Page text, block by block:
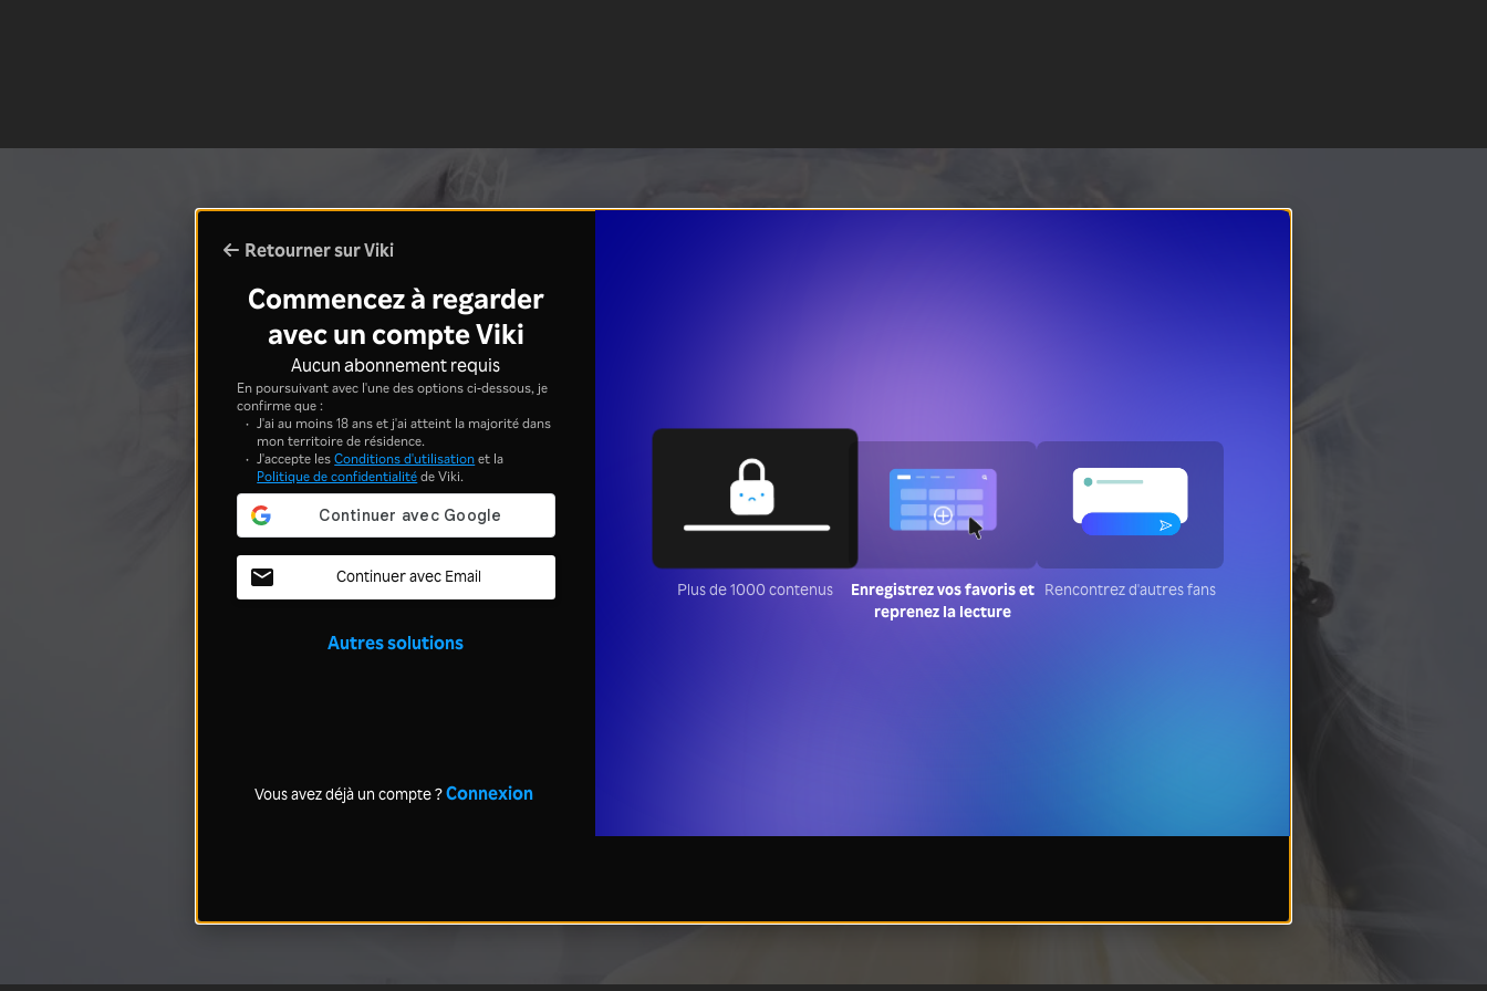
Retourner sur Viki
Commencez à regarder
avec un compte Viki
Aucun abonnement requis
En poursuivant avec l'une des options ci-dessous, je
confirme que :
J'ai au moins 18 ans et j'ai atteint la majorité dans
mon territoire de résidence.
J'accepte lesConditions d'utilisationet la
Politique de confidentialitéde Viki.
Continuer avec Email
Autres solutions
Vous avez déjà un compte ?Connexion
Plus de 1000 contenus
Enregistrez vos favoris et
reprenez la lecture
Rencontrez d'autres fans